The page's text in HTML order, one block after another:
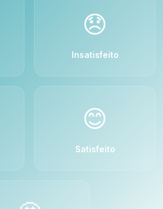
😞
Insatisfeito
😊
Satisfeito